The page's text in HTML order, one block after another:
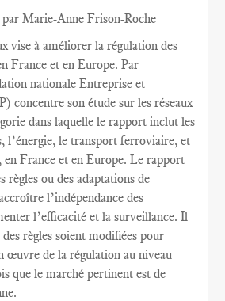
par Marie-Anne Frison-Roche
vise àaméliorer la régulation des
France et en Europe. Par
nationale Entreprise et
concentre son étude sur les réseaux
dans laquelle le rapport inclut les
, l’énergie, le transport ferroviaire, et
en France et en Europe. Le rapport
règles ou des adaptations de
l’indépendance des
l’efficacité et la surveillance. Il
des règles soient modifiées pour
œuvre de la régulation au niveau
que le marché pertinent est de
.